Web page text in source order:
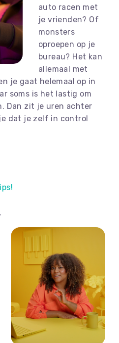
auto racen met
je vrienden? Of
monsters
oproepen op je
bureau? Het kan
allemaal met
je gaat helemaal op in
soms is het lastig om
Dan zit je uren achter
dat je zelf in control